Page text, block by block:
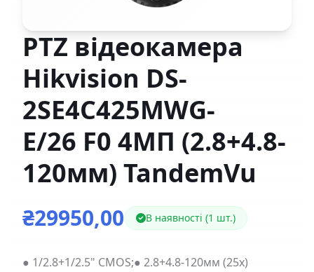
PTZ відеокамера
Hikvision DS-
2SE4C425MWG-
E/26 F0 4МП (2.8+4.8-
120мм) TandemVu
₴29950,00 В наявності (1 шт.)
● 1/2.8+1/2.5" CMOS;● 2.8+4.8-120мм (25х)